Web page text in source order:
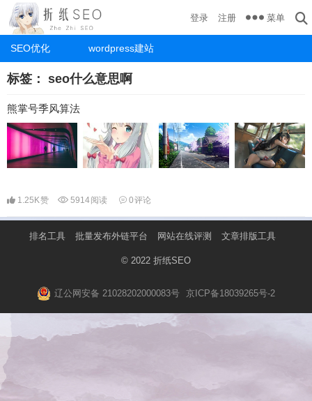
SEO优化 wordpress建站
登录 注册 菜单
标签： seo什么意思啊
熊掌号季风算法
1.25K赞 5914阅读 0评论
排名工具 批量发布外链平台 网站在线评测 文章排版工具
© 2022 折纸SEO
辽公网安备 21028202000083号 京ICP备18039265号-2